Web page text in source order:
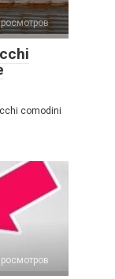
comodini